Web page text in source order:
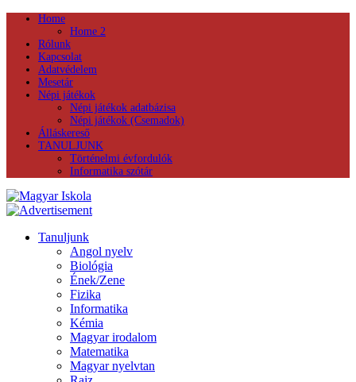
Home
Home 2
Rólunk
Kapcsolat
Adatvédelem
Mesetár
Népi játékok
Népi játékok adatbázisa
Népi játékok (Csemadok)
Álláskereső
TANULJUNK
Történelmi évfordulók
Informatika szótár
Tanuljunk
Angol nyelv
Biológia
Ének/Zene
Fizika
Informatika
Kémia
Magyar irodalom
Matematika
Magyar nyelvtan